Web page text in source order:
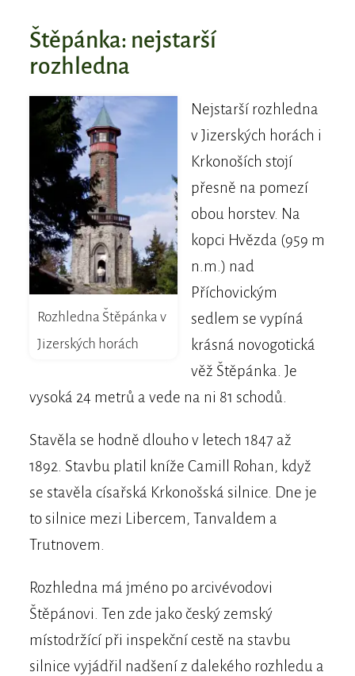
Štěpánka: nejstarší
rozhledna
Rozhledna Štěpánka v
Jizerských horách
Nejstarší rozhledna
v Jizerských horách i
Krkonoších stojí
přesně na pomezí
obou horstev. Na
kopci Hvězda (959 m
n.m.) nad
Příchovickým
sedlem se vypíná
krásná novogotická
věž Štěpánka. Je
vysoká 24 metrů a vede na ni 81 schodů.
Stavěla se hodně dlouho v letech 1847 až
1892. Stavbu platil kníže Camill Rohan, když
se stavěla císařská Krkonošská silnice. Dne je
to silnice mezi Libercem, Tanvaldem a
Trutnovem.
Rozhledna má jméno po arcivévodovi
Štěpánovi. Ten zde jako český zemský
místodržící při inspekční cestě na stavbu
silnice vyjádřil nadšení z dalekého rozhledu a